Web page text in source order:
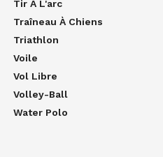
Tir À L'arc
Traîneau À Chiens
Triathlon
Voile
Vol Libre
Volley-Ball
Water Polo